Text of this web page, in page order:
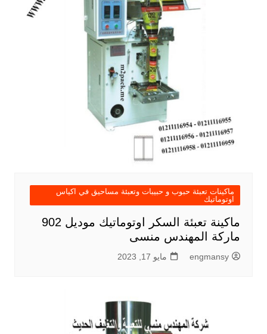
ماكينات تعبئة حبوب و حبيبات وتعبئة مساحيق في اكياس
اوتوماتيك
ماكينة تعبئة السكر اوتوماتيك موديل 902
ماركة المهندس منسى
engmansy مايو 17, 2023